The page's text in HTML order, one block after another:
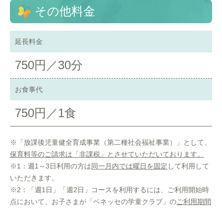
その他料金
延長料金
750円／30分
お食事代
750円／1食
※「放課後児童健全育成事業（第二種社会福祉事業）」として、
保育料等のご請求は「非課税」とさせていただいております。
※1：週1～3日利用の方は同一月内では曜日を固定 して利用して
いただきます。
※2：「週1日」「週2日」コースを利用するには、ご利用開始時
点において、お子さまが「ベネッセの学童クラブ」のご利用期間